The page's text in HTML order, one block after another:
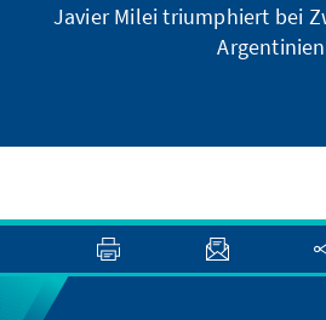
Javier Milei triumphiert bei
Argentinien